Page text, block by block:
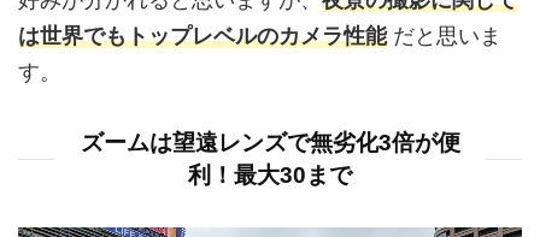
は世界でもトップレベルのカメラ性能だと思いま
す。
ズームは望遠レンズで無劣化3倍が便
利！最大30まで